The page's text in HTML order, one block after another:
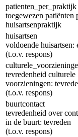
patienten_per_praktijk
toegewezen patiënten
huisartsenpraktijk
huisartsen
voldoende huisartsen:
(t.o.v. respons)
tevredenheid culturele
voorzieningen:
(t.o.v. respons)
buurtcontact
tevredenheid over
in de buurt: tevreden
(t.o.v. respons)